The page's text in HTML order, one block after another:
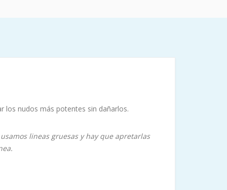
los nudos más potentes sin dañarlos.
lineas gruesas y hay que apretarlas